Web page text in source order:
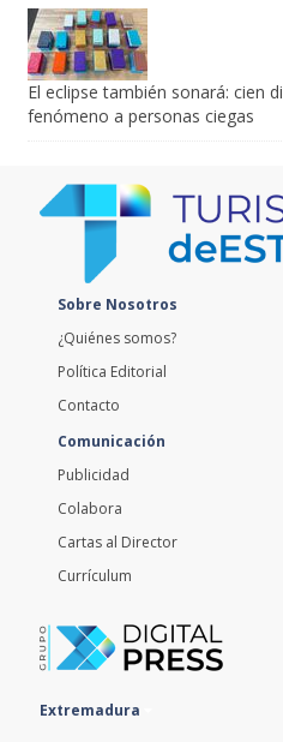
El eclipse también sonará: cien
fenómeno a personas ciegas
Sobre Nosotros
¿Quiénes somos?
Política Editorial
Contacto
Comunicación
Publicidad
Colabora
Cartas al Director
Currículum
Extremadura